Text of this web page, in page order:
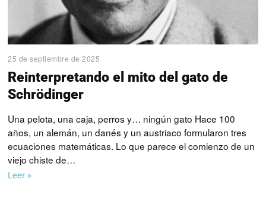
25 de septiembre de 2025
Reinterpretando el mito del gato de
Schrödinger
Una pelota, una caja, perros y… ningún gato Hace 100
años, un alemán, un danés y un austriaco formularon tres
ecuaciones matemáticas. Lo que parece el comienzo de un
viejo chiste de…
Leer »